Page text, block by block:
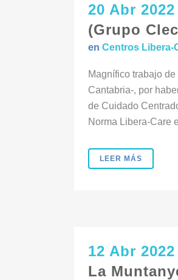
20 Abr 2022
(Grupo
en Centros Libera-
Magnífico trabajo
Cantabria-, por
de Cuidado
Norma Libera-Care
LEER MÁS
12 Abr 2022
La